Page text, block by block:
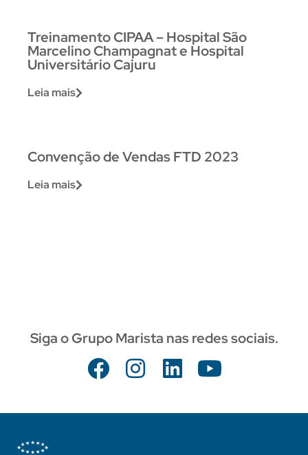
Treinamento CIPAA – Hospital São
Marcelino Champagnat e Hospital
Universitário Cajuru
Leia mais
Convenção de Vendas FTD 2023
Leia mais
Siga o Grupo Marista nas redes sociais.